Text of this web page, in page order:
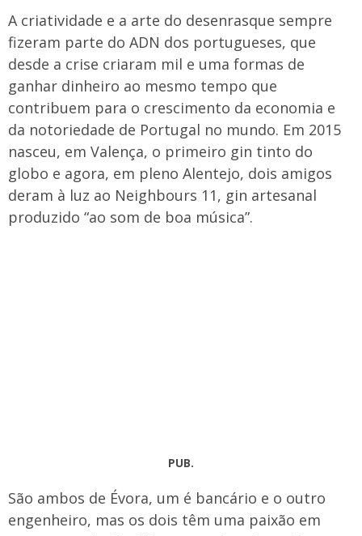
​A criatividade e a arte do desenrasque sempre
fizeram parte do ADN dos portugueses, que
desde a crise criaram mil e uma formas de
ganhar dinheiro ao mesmo tempo que
contribuem para o crescimento da economia e
da notoriedade de Portugal no mundo. Em 2015
nasceu, em Valença, o primeiro gin tinto do
globo e agora, em pleno Alentejo, dois amigos
deram à luz ao Neighbours 11, gin artesanal
produzido “ao som de boa música”.
PUB.
São ambos de Évora, um é bancário e o outro
engenheiro, mas os dois têm uma paixão em